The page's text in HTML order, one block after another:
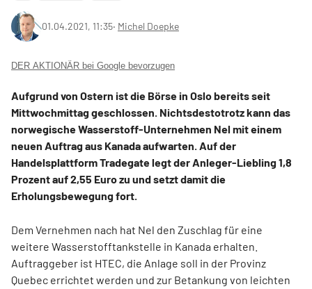
01.04.2021, 11:35‧ Michel Doepke
DER AKTIONÄR bei Google bevorzugen
Aufgrund von Ostern ist die Börse in Oslo bereits seit
Mittwochmittag geschlossen. Nichtsdestotrotz kann das
norwegische Wasserstoff-Unternehmen Nel mit einem
neuen Auftrag aus Kanada aufwarten. Auf der
Handelsplattform Tradegate legt der Anleger-Liebling 1,8
Prozent auf 2,55 Euro zu und setzt damit die
Erholungsbewegung fort.
Dem Vernehmen nach hat Nel den Zuschlag für eine
weitere Wasserstofftankstelle in Kanada erhalten.
Auftraggeber ist HTEC, die Anlage soll in der Provinz
Quebec errichtet werden und zur Betankung von leichten